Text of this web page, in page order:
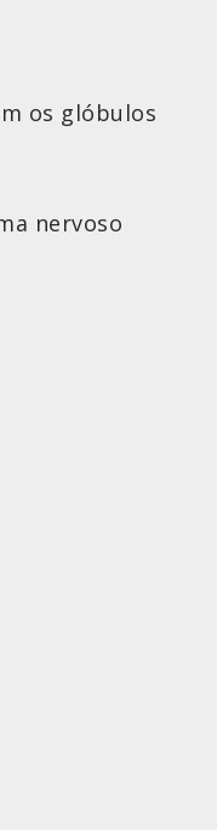
os glóbulos
nervoso